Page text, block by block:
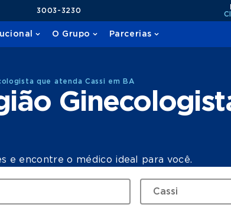
3003-3230
O Grupo Parcerias
que atenda Cassi em BA
e encontre o médico ideal para você.